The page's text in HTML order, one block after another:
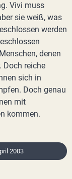
Vivi muss
sie weiß, was
werden
denen
Doch reiche
sich in
Doch genau
mit
kommen.
2003